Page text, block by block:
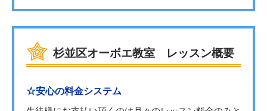
杉並区オーボエ教室 レッスン概要
☆安心の料金システム